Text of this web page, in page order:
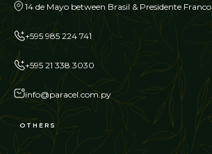
14 de Mayo between Brasil & Presidente Franco
+595 985 224 741
+595 21 338 3030
info@paracel.com.py
OTHERS